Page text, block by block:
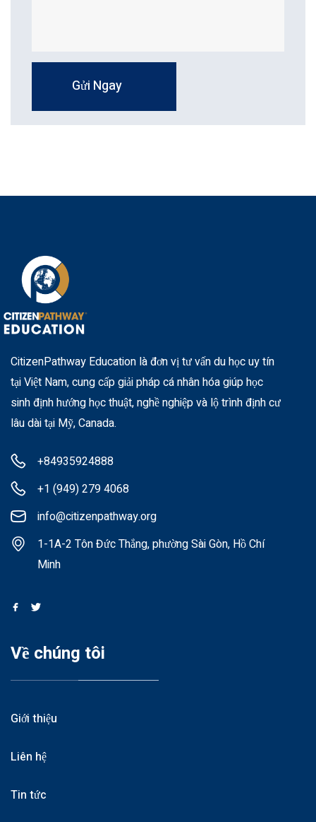
Gửi Ngay
CitizenPathway Education là đơn vị tư vấn du học uy tín
tại Việt Nam, cung cấp giải pháp cá nhân hóa giúp học
sinh định hướng học thuật, nghề nghiệp và lộ trình định cư
lâu dài tại Mỹ, Canada.
+84935924888
+1 (949) 279 4068
info@citizenpathway.org
1-1A-2 Tôn Đức Thắng, phường Sài Gòn, Hồ Chí
Minh
Về chúng tôi
Giới thiệu
Liên hệ
Tin tức